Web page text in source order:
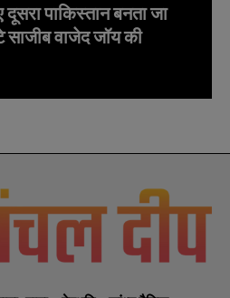
दूसरा पाकिस्तान बनता जा
साजीब वाजेद जॉय की